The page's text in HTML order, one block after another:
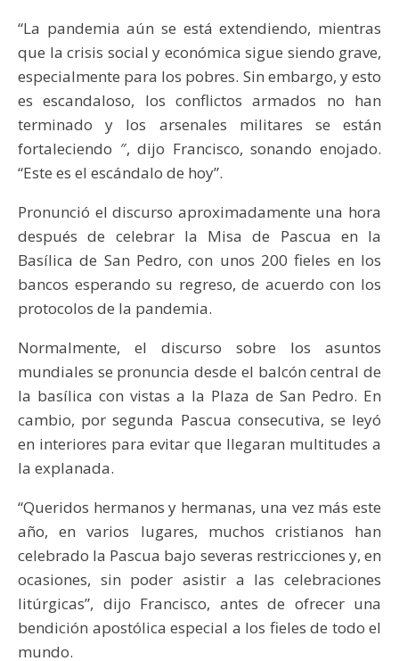
“La pandemia aún se está extendiendo, mientras
que la crisis social y económica sigue siendo grave,
especialmente para los pobres. Sin embargo, y esto
es escandaloso, los conflictos armados no han
terminado y los arsenales militares se están
fortaleciendo ″, dijo Francisco, sonando enojado.
“Este es el escándalo de hoy”.
Pronunció el discurso aproximadamente una hora
después de celebrar la Misa de Pascua en la
Basílica de San Pedro, con unos 200 fieles en los
bancos esperando su regreso, de acuerdo con los
protocolos de la pandemia.
Normalmente, el discurso sobre los asuntos
mundiales se pronuncia desde el balcón central de
la basílica con vistas a la Plaza de San Pedro. En
cambio, por segunda Pascua consecutiva, se leyó
en interiores para evitar que llegaran multitudes a
la explanada.
“Queridos hermanos y hermanas, una vez más este
año, en varios lugares, muchos cristianos han
celebrado la Pascua bajo severas restricciones y, en
ocasiones, sin poder asistir a las celebraciones
litúrgicas”, dijo Francisco, antes de ofrecer una
bendición apostólica especial a los fieles de todo el
mundo.